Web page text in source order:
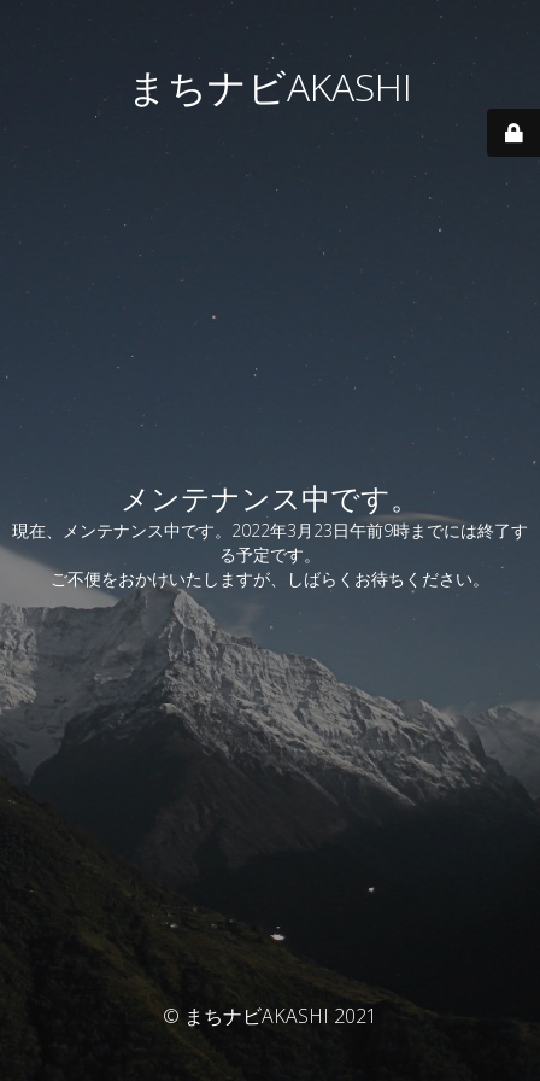
まちナビAKASHI
メンテナンス中です。
現在、メンテナンス中です。2022年3月23日午前9時までには終了す
る予定です。
ご不便をおかけいたしますが、しばらくお待ちください。
© まちナビAKASHI 2021